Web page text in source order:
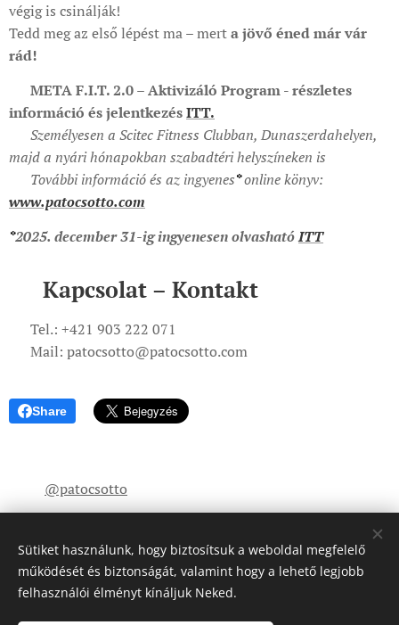
végig is csinálják!
Tedd meg az első lépést ma – merta jövő éned már vár
rád!
META F.I.T. 2.0 – Aktivizáló Program - részletes
információ és jelentkezésITT.
Személyesen a Scitec Fitness Clubban, Dunaszerdahelyen,
majd a nyári hónapokban szabadtéri helyszíneken is
További információ és az ingyenes*online könyv:
www.patocsotto.com
*2025. december 31-ig ingyenesen olvashatóITT
📞 Kapcsolat – Kontakt
📱 Tel.: +421 903 222 071
✉️ Mail: patocsotto@patocsotto.com
Share
@patocsotto
Sütiket használunk, hogy biztosítsuk a weboldal megfelelő
működését és biztonságát, valamint hogy a lehető legjobb
felhasználói élményt kínáljuk Neked.